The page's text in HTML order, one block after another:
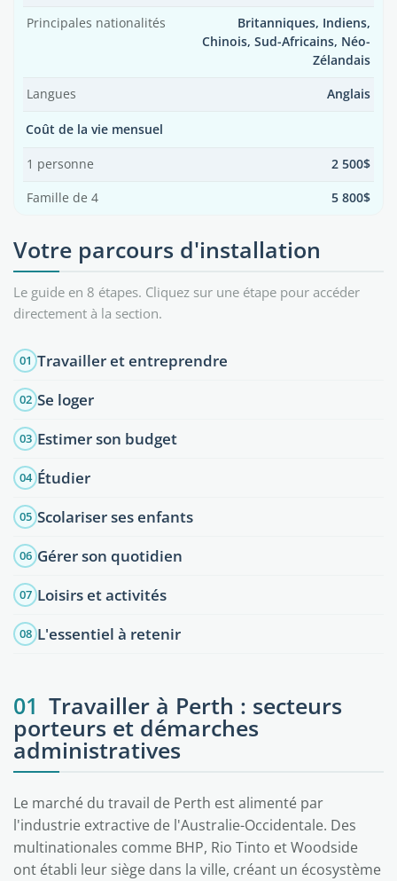
Principales nationalités
Britanniques, Indiens,
Chinois, Sud-Africains, Néo-
Zélandais
Langues Anglais
Coût de la vie mensuel
1 personne 2 500$
Famille de 4 5 800$
Votre parcours d'installation
Le guide en 8 étapes. Cliquez sur une étape pour accéder
directement à la section.
01 Travailler et entreprendre
02 Se loger
03 Estimer son budget
04 Étudier
05 Scolariser ses enfants
06 Gérer son quotidien
07 Loisirs et activités
08 L'essentiel à retenir
01 Travailler à Perth : secteurs
porteurs et démarches
administratives
Le marché du travail de Perth est alimenté par
l'industrie extractive de l'Australie-Occidentale. Des
multinationales comme BHP, Rio Tinto et Woodside
ont établi leur siège dans la ville, créant un écosystème